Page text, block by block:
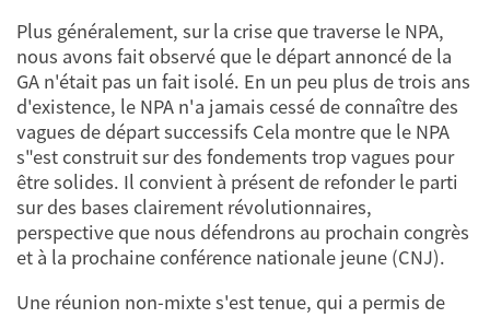
Plus généralement, sur la crise que traverse le NPA,
nous avons fait observé que le départ annoncé de la
GA n'était pas un fait isolé. En un peu plus de trois ans
d'existence, le NPA n'a jamais cessé de connaître des
vagues de départ successifs Cela montre que le NPA
s"est construit sur des fondements trop vagues pour
être solides. Il convient à présent de refonder le parti
sur des bases clairement révolutionnaires,
perspective que nous défendrons au prochain congrès
et à la prochaine conférence nationale jeune (CNJ).
Une réunion non-mixte s'est tenue, qui a permis de